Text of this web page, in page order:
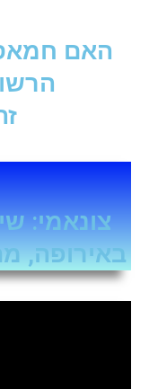
האם
צונאמי:
באירופה,